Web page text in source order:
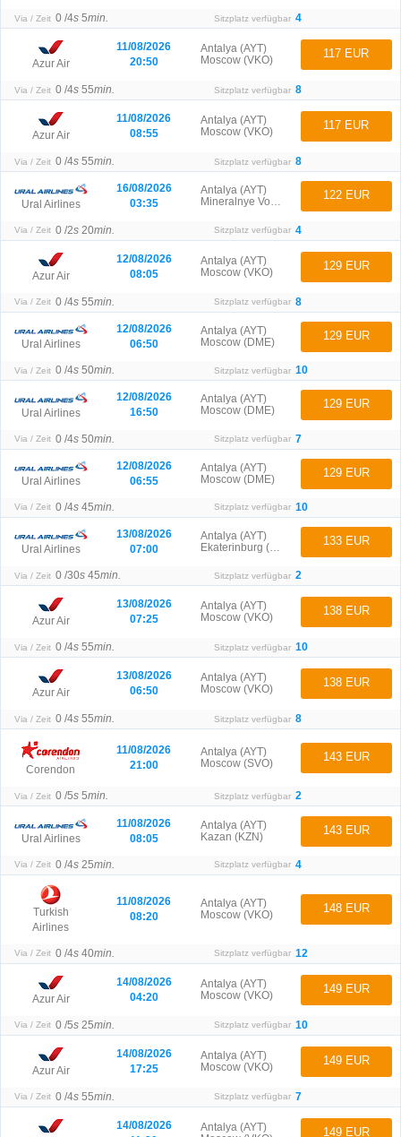
Via / Zeit 0 /4s 5min. Sitzplatz verfügbar 4
Azur Air
11/08/2026
20:50
Antalya (AYT)
Moscow (VKO)
Via / Zeit 0 /4s 55min. Sitzplatz verfügbar 8
117 EUR
Azur Air
11/08/2026
08:55
Antalya (AYT)
Moscow (VKO)
Via / Zeit 0 /4s 55min. Sitzplatz verfügbar 8
117 EUR
Ural Airlines
16/08/2026
03:35
Antalya (AYT)
Mineralnye Vody (MRV)
Via / Zeit 0 /2s 20min. Sitzplatz verfügbar 4
122 EUR
Azur Air
12/08/2026
08:05
Antalya (AYT)
Moscow (VKO)
Via / Zeit 0 /4s 55min. Sitzplatz verfügbar 8
129 EUR
Ural Airlines
12/08/2026
06:50
Antalya (AYT)
Moscow (DME)
Via / Zeit 0 /4s 50min. Sitzplatz verfügbar 10
129 EUR
Ural Airlines
12/08/2026
16:50
Antalya (AYT)
Moscow (DME)
Via / Zeit 0 /4s 50min. Sitzplatz verfügbar 7
129 EUR
Ural Airlines
12/08/2026
06:55
Antalya (AYT)
Moscow (DME)
Via / Zeit 0 /4s 45min. Sitzplatz verfügbar 10
129 EUR
Ural Airlines
13/08/2026
07:00
Antalya (AYT)
Ekaterinburg (SVX)
Via / Zeit 0 /30s 45min. Sitzplatz verfügbar 2
133 EUR
Azur Air
13/08/2026
07:25
Antalya (AYT)
Moscow (VKO)
Via / Zeit 0 /4s 55min. Sitzplatz verfügbar 10
138 EUR
Azur Air
13/08/2026
06:50
Antalya (AYT)
Moscow (VKO)
Via / Zeit 0 /4s 55min. Sitzplatz verfügbar 8
138 EUR
Corendon
11/08/2026
21:00
Antalya (AYT)
Moscow (SVO)
Via / Zeit 0 /5s 5min. Sitzplatz verfügbar 2
143 EUR
Ural Airlines
11/08/2026
08:05
Antalya (AYT)
Kazan (KZN)
Via / Zeit 0 /4s 25min. Sitzplatz verfügbar 4
143 EUR
Turkish
Airlines
11/08/2026
08:20
Antalya (AYT)
Moscow (VKO)
Via / Zeit 0 /4s 40min. Sitzplatz verfügbar 12
148 EUR
Azur Air
14/08/2026
04:20
Antalya (AYT)
Moscow (VKO)
Via / Zeit 0 /5s 25min. Sitzplatz verfügbar 10
149 EUR
Azur Air
14/08/2026
17:25
Antalya (AYT)
Moscow (VKO)
Via / Zeit 0 /4s 55min. Sitzplatz verfügbar 7
149 EUR
14/08/2026
Antalya (AYT)
149 EUR